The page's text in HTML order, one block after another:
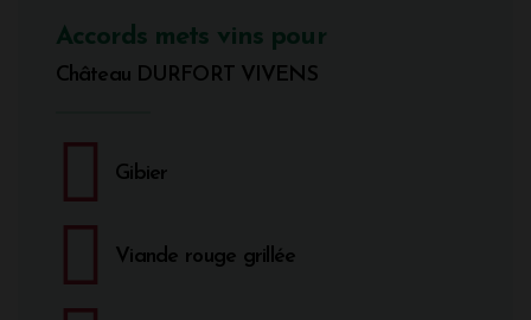
Accords mets vins pour
Château DURFORT VIVENS
Gibier
Viande rouge grillée